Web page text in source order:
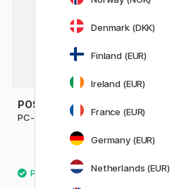
POSCA
PC-1MC Extra-fine
Denmark (DKK)
Finland (EUR)
Ireland (EUR)
France (EUR)
Germany (EUR)
Netherlands (EUR)